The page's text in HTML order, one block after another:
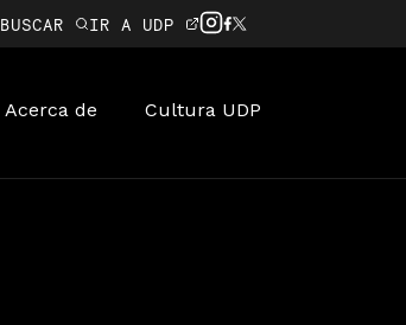
BUSCAR IR A UDP
Acerca de Cultura UDP